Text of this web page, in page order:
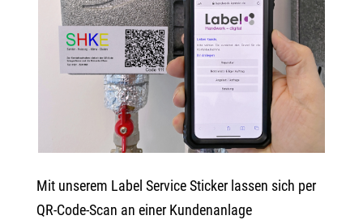
Mit unserem Label Service Sticker lassen sich per
QR-Code-Scan an einer Kundenanlage